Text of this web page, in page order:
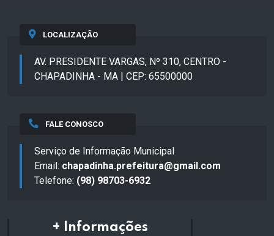
LOCALIZAÇÃO
AV. PRESIDENTE VARGAS, Nº 310, CENTRO -
CHAPADINHA - MA | CEP: 65500000
FALE CONOSCO
Serviço de Informação Municipal
Email: chapadinha.prefeitura@gmail.com
Telefone: (98) 98703-6932
+ Informações